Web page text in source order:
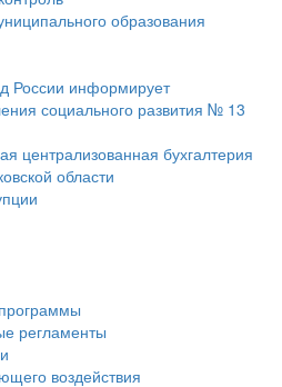
образования
России информирует
социального развития № 13
централизованная бухгалтерия
области
регламенты
воздействия